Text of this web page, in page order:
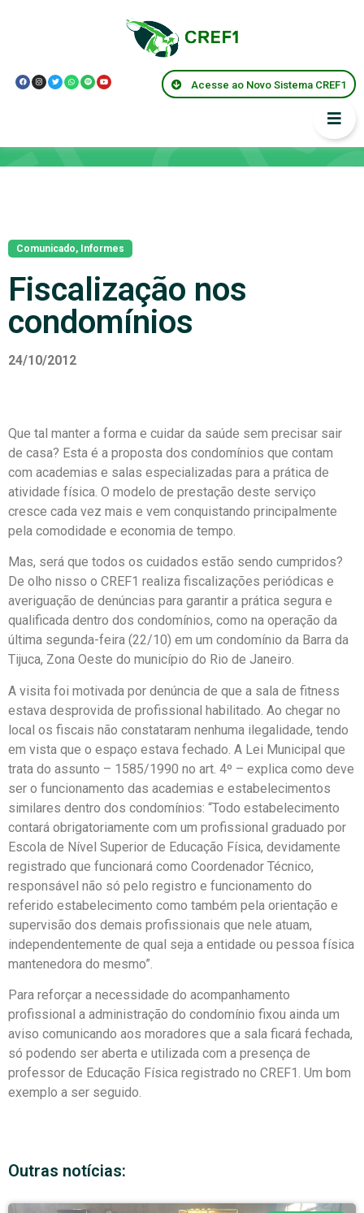
Acesse ao Novo Sistema CREF1
Comunicado, Informes
Fiscalização nos
condomínios
24/10/2012
Que tal manter a forma e cuidar da saúde sem precisar sair
de casa? Esta é a proposta dos condomínios que contam
com academias e salas especializadas para a prática de
atividade física. O modelo de prestação deste serviço
cresce cada vez mais e vem conquistando principalmente
pela comodidade e economia de tempo.
Mas, será que todos os cuidados estão sendo cumpridos?
De olho nisso o CREF1 realiza fiscalizações periódicas e
averiguação de denúncias para garantir a prática segura e
qualificada dentro dos condomínios, como na operação da
última segunda-feira (22/10) em um condomínio da Barra da
Tijuca, Zona Oeste do município do Rio de Janeiro.
A visita foi motivada por denúncia de que a sala de fitness
estava desprovida de profissional habilitado. Ao chegar no
local os fiscais não constataram nenhuma ilegalidade, tendo
em vista que o espaço estava fechado. A Lei Municipal que
trata do assunto – 1585/1990 no art. 4º – explica como deve
ser o funcionamento das academias e estabelecimentos
similares dentro dos condomínios: “Todo estabelecimento
contará obrigatoriamente com um profissional graduado por
Escola de Nível Superior de Educação Física, devidamente
registrado que funcionará como Coordenador Técnico,
responsável não só pelo registro e funcionamento do
referido estabelecimento como também pela orientação e
supervisão dos demais profissionais que nele atuam,
independentemente de qual seja a entidade ou pessoa física
mantenedora do mesmo”.
Para reforçar a necessidade do acompanhamento
profissional a administração do condomínio fixou ainda um
aviso comunicando aos moradores que a sala ficará fechada,
só podendo ser aberta e utilizada com a presença de
professor de Educação Física registrado no CREF1. Um bom
exemplo a ser seguido.
Outras notícias: